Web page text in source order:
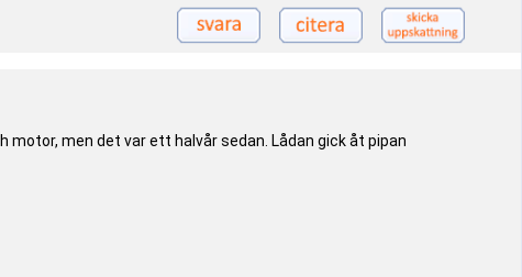
motor, men det var ett halvår sedan. Lådan gick åt pipan